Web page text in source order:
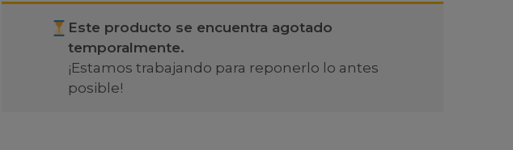
Este producto se encuentra agotado
temporalmente.
¡Estamos trabajando para reponerlo lo antes
posible!